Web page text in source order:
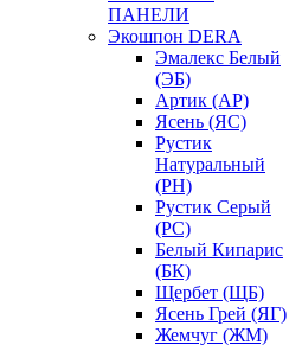
ПАНЕЛИ
Экошпон DERA
Эмалекс Белый
(ЭБ)
Артик (АР)
Ясень (ЯС)
Рустик
Натуральный
(РН)
Рустик Серый
(РС)
Белый Кипарис
(БК)
Щербет (ЩБ)
Ясень Грей (ЯГ)
Жемчуг (ЖМ)